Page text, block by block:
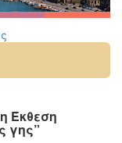
Έκθεση
γης”